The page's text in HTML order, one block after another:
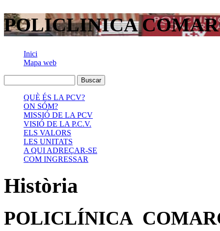
POLICLINICA
Inici
Mapa web
QUÈ ÉS LA PCV?
ON SÓM?
MISSIÓ DE LA PCV
VISIÓ DE LA P.C.V.
ELS VALORS
LES UNITATS
A QUI ADREÇAR-SE
COM INGRESSAR
Història
POLICLÍNICA